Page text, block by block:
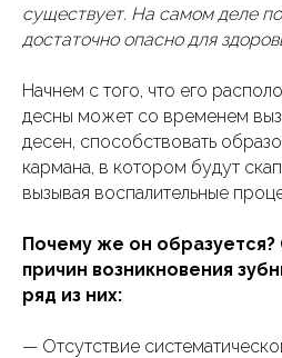
существует. На самом деле
достаточно опасно для
Начнем с того, что его
десны может со временем
десен, способствовать
кармана, в котором будут
вызывая воспалительные
Почему же он
причин возникновения
ряд из них:
— Отсутствие